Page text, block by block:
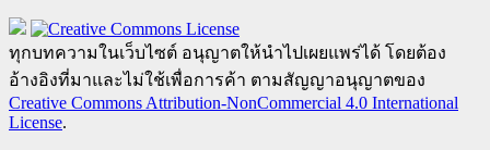
ทุกบทความในเว็บไซต์ อนุญาตให้นำไปเผยแพร่ได้ โดยต้อง
อ้างอิงที่มาและไม่ใช้เพื่อการค้า ตามสัญญาอนุญาตของ
Creative Commons Attribution-NonCommercial 4.0 International
License.